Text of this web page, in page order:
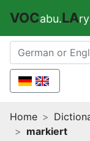
VOCabu.LAry
Home
markiert